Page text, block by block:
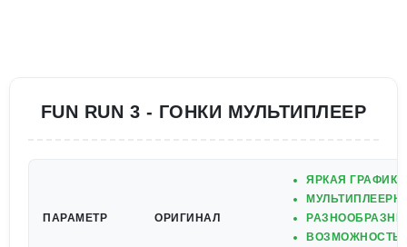
FUN RUN 3 - ГОНКИ МУЛЬТИПЛЕЕР
ПАРАМЕТР ОРИГИНАЛ
ЯРКАЯ
ВОЗМОЖНОСТЬ